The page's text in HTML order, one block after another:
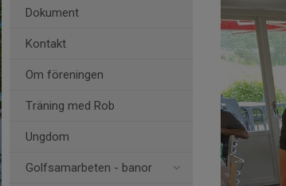
Dokument
Kontakt
Om föreningen
Träning med Rob
Ungdom
Golfsamarbeten - banor